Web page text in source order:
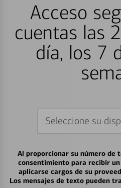
Acceso
cuentas las
día, los 7
Seleccione su
Al proporcionar su número de
consentimiento para recibir
aplicarse cargos de su
Los mensajes de texto pueden